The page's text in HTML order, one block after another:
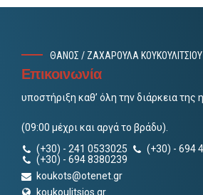
ΘΑΝΟΣ / ΖΑΧΑΡΟΥΛΑ ΚΟΥΚΟΥΛΙΤΣΙΟΥ
Επικοινωνία
υποστήριξη καθ’ όλη την διάρκεια της
(09:00 μέχρι και αργά το βράδυ).
(+30) - 241 0533025
(+30) - 694
(+30) - 694 8380239
koukots@otenet.gr
koukoulitsios.gr